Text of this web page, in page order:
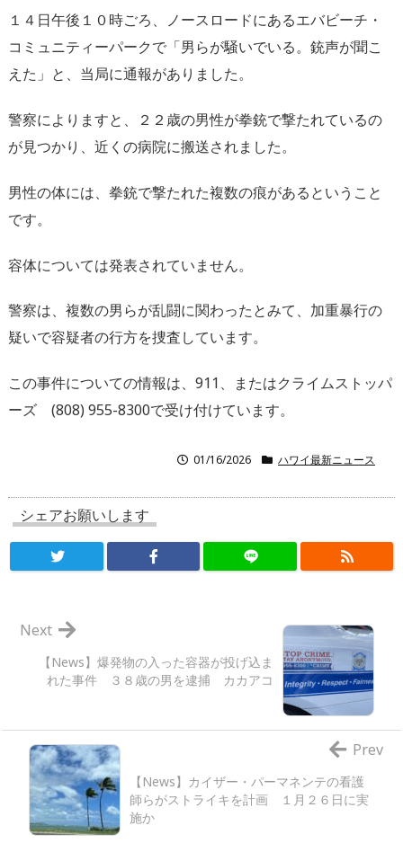
１４日午後１０時ごろ、ノースロードにあるエバビーチ・
コミュニティーパークで「男らが騒いでいる。銃声が聞こ
えた」と、当局に通報がありました。
警察によりますと、２２歳の男性が拳銃で撃たれているの
が見つかり、近くの病院に搬送されました。
男性の体には、拳銃で撃たれた複数の痕があるということ
です。
容体については発表されていません。
警察は、複数の男らが乱闘に関わったとみて、加重暴行の
疑いで容疑者の行方を捜査しています。
この事件についての情報は、911、またはクライムストッパ
ーズ (808) 955-8300で受け付けています。
01/16/2026 ハワイ最新ニュース
シェアお願いします
【News】爆発物の入った容器が投げ込ま
れた事件 ３８歳の男を逮捕 カカアコ
Next
【News】カイザー・パーマネンテの看護
師らがストライキを計画 １月２６日に実
施か
Prev